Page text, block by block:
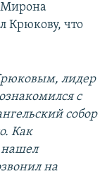
Мирона
Крюкову, что
лидер
с
собор
Как
нашел
на